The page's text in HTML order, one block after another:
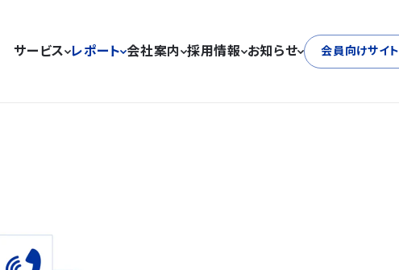
サービス レポート 会社案内 採用情報 お知らせ 会員向けサイト